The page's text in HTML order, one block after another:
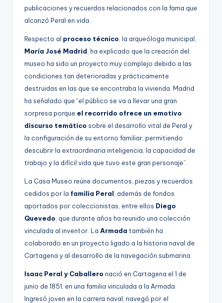
publicaciones y recuerdos relacionados con la fama que
alcanzó Peral en vida.
Respecto al proceso técnico , la arqueóloga municipal,
María José Madrid , ha explicado que la creación del
museo ha sido un proyecto muy complejo debido a las
condiciones tan deterioradas y prácticamente
destruidas en las que se encontraba la vivienda. Madrid
ha señalado que “el público se va a llevar una gran
sorpresa porque el recorrido ofrece un emotivo
discurso temático sobre el desarrollo vital de Peral y
la configuración de su entorno familiar, permitiendo
descubrir la extraordinaria inteligencia, la capacidad de
trabajo y la difícil vida que tuvo este gran personaje”.
La Casa Museo reúne documentos, piezas y recuerdos
cedidos por la familia Peral , además de fondos
aportados por coleccionistas, entre ellos Diego
Quevedo , que durante años ha reunido una colección
vinculada al inventor. La Armada también ha
colaborado en un proyecto ligado a la historia naval de
Cartagena y al desarrollo de la navegación submarina.
Isaac Peral y Caballero nació en Cartagena el 1 de
junio de 1851, en una familia vinculada a la Armada.
Ingresó joven en la carrera naval, navegó por el